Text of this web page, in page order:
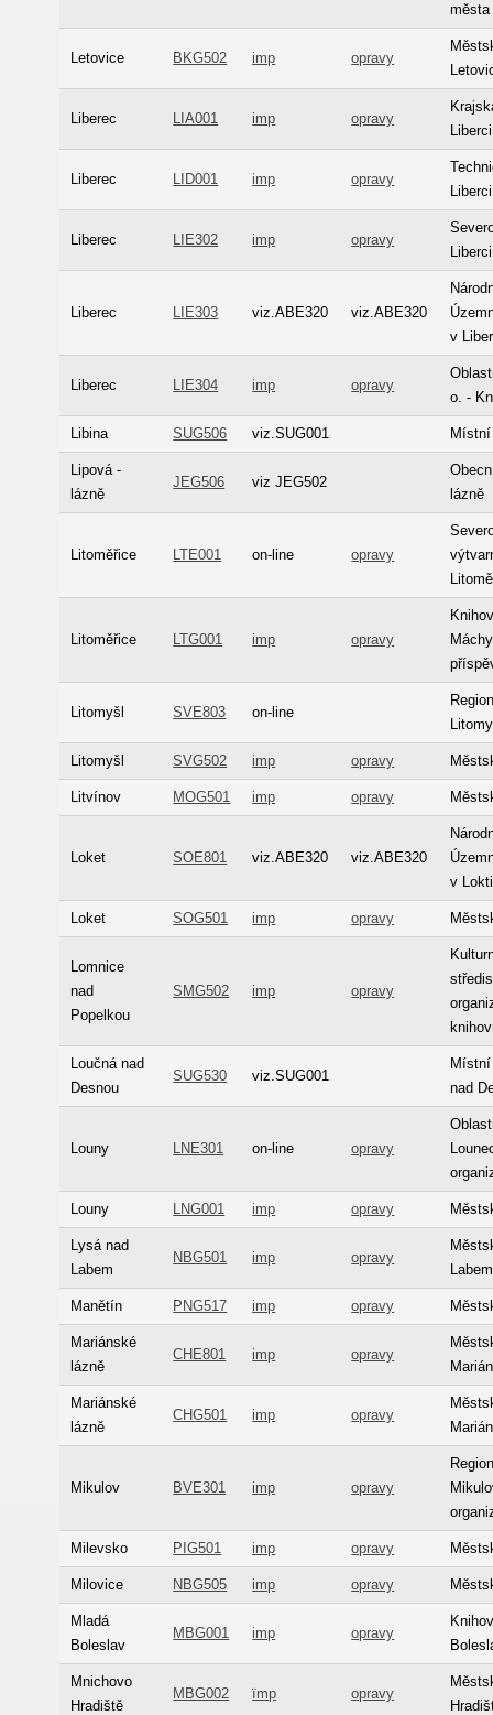
Letovice BKG502 imp opravy
Liberec LIA001 imp opravy
Liberci
Liberec LID001 imp opravy
Liberec LIE302 imp opravy
Liberec LIE303 viz.ABE320 viz.ABE320
v
Liberec LIE304 imp opravy
o. -
Libina SUG506 viz.SUG001
Lipová -
lázně
JEG506 viz JEG502
lázně
Litoměřice LTE001 on-line opravy
Litoměřice LTG001 imp opravy
Litomyšl SVE803 on-line
Litomyšl SVG502 imp opravy
Litvínov MOG501 imp opravy
Loket SOE801 viz.ABE320 viz.ABE320
v
Loket SOG501 imp opravy
Lomnice
nad
Popelkou
SMG502 imp opravy
Loučná nad
Desnou
SUG530 viz.SUG001
nad
Louny LNE301 on-line opravy
Louny LNG001 imp opravy
Lysá nad
Labem
NBG501 imp opravy
Labem
Manětín PNG517 imp opravy
Mariánské
lázně
CHE801 imp opravy
Mariánské
lázně
CHG501 imp opravy
Mikulov BVE301 imp opravy
Milevsko PIG501 imp opravy
Milovice NBG505 imp opravy
Mladá
Boleslav
MBG001 imp opravy
Mnichovo
Hradiště
MBG002 ïmp opravy